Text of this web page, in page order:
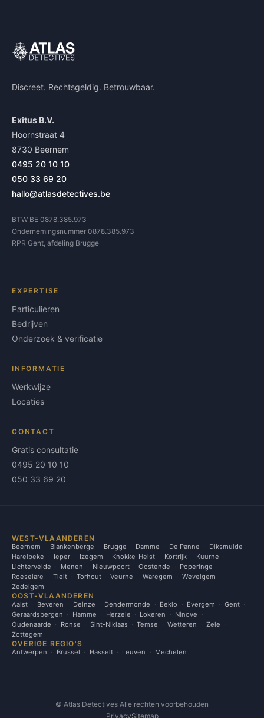
Discreet. Rechtsgeldig. Betrouwbaar.
Exitus B.V.
Hoornstraat 4
8730 Beernem
0495 20 10 10
050 33 69 20
hallo@atlasdetectives.be
BTW BE 0878.385.973
Ondernemingsnummer 0878.385.973
RPR Gent, afdeling Brugge
EXPERTISE
Particulieren
Bedrijven
Onderzoek & verificatie
INFORMATIE
Werkwijze
Locaties
CONTACT
Gratis consultatie
0495 20 10 10
050 33 69 20
WEST-VLAANDEREN
Beernem Blankenberge Brugge Damme De Panne
Diksmuide
Harelbeke
Ieper Izegem Knokke-Heist Kortrijk
Kuurne
Lichtervelde
Menen Nieuwpoort Oostende
Poperinge
Roeselare
Tielt Torhout Veurne Waregem
Wevelgem
Zedelgem
OOST-VLAANDEREN
Aalst Beveren Deinze Dendermonde Eeklo Evergem
Gent
Geraardsbergen
Hamme Herzele Lokeren
Ninove
Oudenaarde
Ronse Sint-Niklaas Temse Wetteren
Zele
Zottegem
OVERIGE REGIO'S
Antwerpen Brussel Hasselt Leuven Mechelen
© Atlas Detectives Alle rechten voorbehouden
PrivacySitemap